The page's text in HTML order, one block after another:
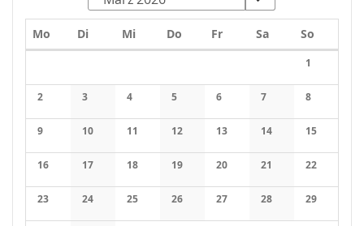
Mo Montag
DiDienstag
MiMittwoch
Do Donnerstag
FrFreitagSaSamstag
So
1
Keine
2
Keine Veranstaltungen
3
Keine Veranstaltungen
4
Keine Veranstaltungen
5
Keine Veranstaltungen
6
Keine Veranstaltungen
7
Keine
8
Keine
9
Keine Veranstaltungen
10
Keine Veranstaltungen
11
Keine Veranstaltungen
12
Keine Veranstaltungen
13
Keine Veranstaltungen
14
Keine
15
Keine
16
Keine Veranstaltungen
17
Keine Veranstaltungen
18
Keine Veranstaltungen
19
Keine Veranstaltungen
20
Keine Veranstaltungen
21
Keine
22
Keine
23 24 25 26 27 28 29